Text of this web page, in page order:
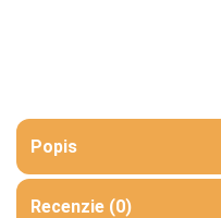
Popis
Recenzie (0)